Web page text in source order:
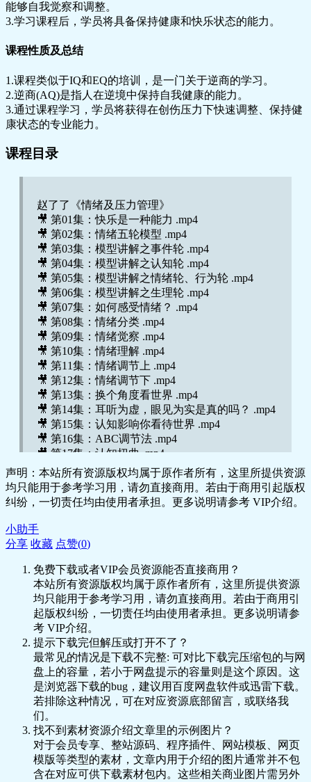
能够自我觉察和调整。
3.学习课程后，学员将具备保持健康和快乐状态的能力。
课程性质及总结
1.课程类似于IQ和EQ的培训，是一门关于逆商的学习。
2.逆商(AQ)是指人在逆境中保持自我健康的能力。
3.通过课程学习，学员将获得在创伤压力下快速调整、保持健
康状态的专业能力。
课程目录
赵了了《情绪及压力管理》
🎥 第01集：快乐是一种能力 .mp4
🎥 第02集：情绪五轮模型 .mp4
🎥 第03集：模型讲解之事件轮 .mp4
🎥 第04集：模型讲解之认知轮 .mp4
🎥 第05集：模型讲解之情绪轮、行为轮 .mp4
🎥 第06集：模型讲解之生理轮 .mp4
🎥 第07集：如何感受情绪？ .mp4
🎥 第08集：情绪分类 .mp4
🎥 第09集：情绪觉察 .mp4
🎥 第10集：情绪理解 .mp4
🎥 第11集：情绪调节上 .mp4
🎥 第12集：情绪调节下 .mp4
🎥 第13集：换个角度看世界 .mp4
🎥 第14集：耳听为虚，眼见为实是真的吗？ .mp4
🎥 第15集：认知影响你看待世界 .mp4
🎥 第16集：ABC调节法 .mp4
🎥 第17集：认知扭曲 .mp4
🎥 第18集：日常调节工具 .mp4
声明：本站所有资源版权均属于原作者所有，这里所提供资源
均只能用于参考学习用，请勿直接商用。若由于商用引起版权
纠纷，一切责任均由使用者承担。更多说明请参考 VIP介绍。
小助手
分享 收藏 点赞(0)
免费下载或者VIP会员资源能否直接商用？
本站所有资源版权均属于原作者所有，这里所提供资源
均只能用于参考学习用，请勿直接商用。若由于商用引
起版权纠纷，一切责任均由使用者承担。更多说明请参
考 VIP介绍。
提示下载完但解压或打开不了？
最常见的情况是下载不完整: 可对比下载完压缩包的与网
盘上的容量，若小于网盘提示的容量则是这个原因。这
是浏览器下载的bug，建议用百度网盘软件或迅雷下载。
若排除这种情况，可在对应资源底部留言，或联络我
们。
找不到素材资源介绍文章里的示例图片？
对于会员专享、整站源码、程序插件、网站模板、网页
模版等类型的素材，文章内用于介绍的图片通常并不包
含在对应可供下载素材包内。这些相关商业图片需另外